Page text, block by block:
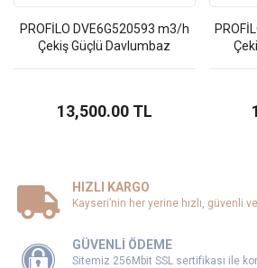
PROFİLO DVE6G520593 m3/h
Çekiş Güçlü Davlumbaz
13,500.00 TL
HIZLI KARGO
Kayseri’nin her yerine hızlı, güvenli
GÜVENLİ ÖDEME
Sitemiz 256Mbit SSL sertifikası ile